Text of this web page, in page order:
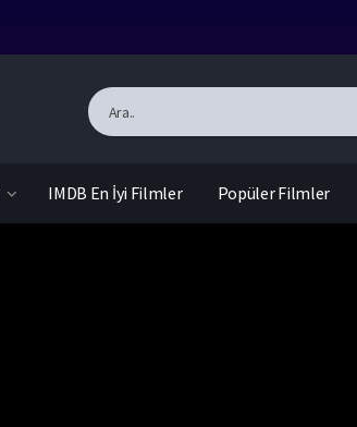
IMDB En İyi Filmler Popüler Filmler